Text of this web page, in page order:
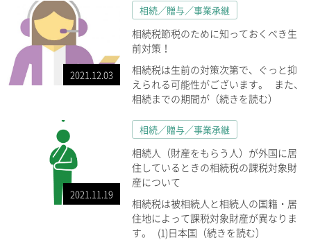
2021.12.03
相続／贈与／事業承継
相続税節税のために知っておくべき生
前対策！
相続税は生前の対策次第で、ぐっと抑
えられる可能性がございます。 また、
相続までの期間が（続きを読む）
2021.11.19
相続／贈与／事業承継
相続人（財産をもらう人）が外国に居
住しているときの相続税の課税対象財
産について
相続税は被相続人と相続人の国籍・居
住地によって課税対象財産が異なりま
す。 (1)日本国（続きを読む）